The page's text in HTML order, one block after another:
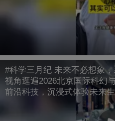
#科学三月纪 未来不必想象
视角逛遍2026北京国际科幻
前沿科技，沉浸式体验未来